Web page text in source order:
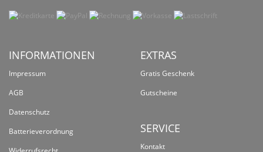
INFORMATIONEN
Impressum
AGB
Datenschutz
Batterieverordnung
EXTRAS
Gratis Geschenk
Gutscheine
SERVICE
Kontakt